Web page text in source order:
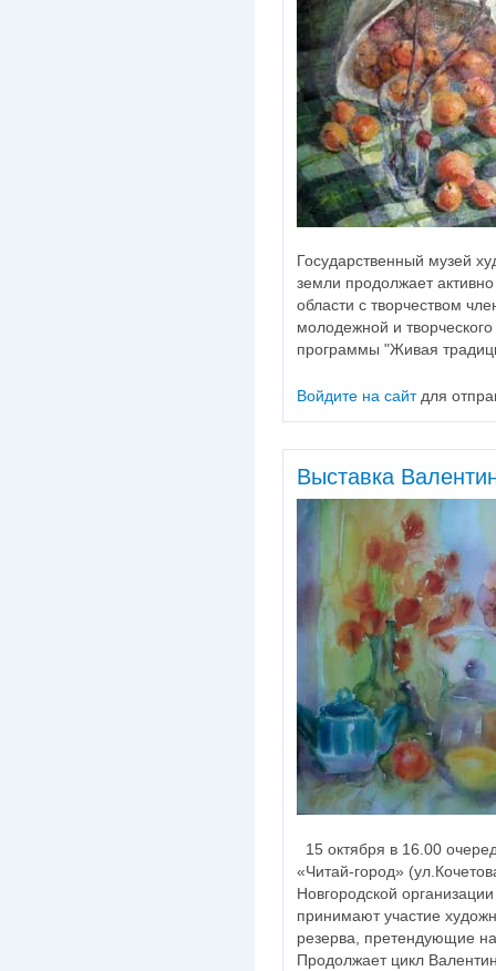
Государственный музей
земли продолжает
области с творчеством
молодежной и
программы "Живая
Войдите на сайтдля
Выставка
15 октября в 16.00
«Читай-город»
Новгородской
принимают участие
резерва, претендующие
Продолжает цикл